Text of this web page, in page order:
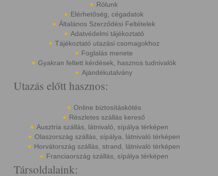
Rólunk
Elérhetőség, cégadatok
Általános Szerződési Feltételek
Adatvédelmi tájékoztató
Tájékoztató utazási csomagokhoz
Foglalás menete
Gyakran feltett kérdések, hasznos tudnivalók
Ajándékutalvány
Utazás előtt hasznos:
Online biztosításkötés
Részletes szállás kereső
Ausztria szállás, látnivaló, sípálya térképen
Olaszország szállás, sípálya, látnivaló térképen
Horvátország szállás, strand, látnivaló térképen
Franciaország szállás, sípálya térképen
Társoldalaink: